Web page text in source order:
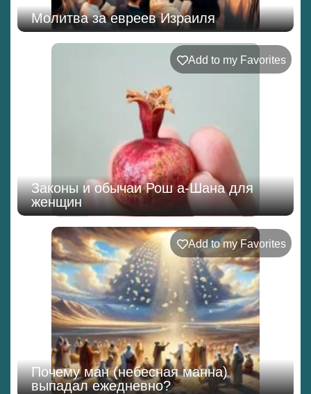
Молитва за евреев Израиля
Add to my Favorites
Законы и обычаи Рош а-Шана для
женщин
Add to my Favorites
Почему ман (небесная манна)
выпадал ежедневно?